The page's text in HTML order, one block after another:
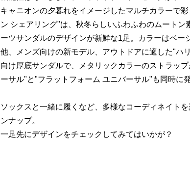
キャニオンの夕暮れをイメージしたマルチカラーで
ン シェアリング"は、秋冬らしいふわふわのムート
ーツサンダルのデザインが新鮮な1足。カラーはベー
他、メンズ向けの新モデル、アウトドアに適した"ハ
向け厚底サンダルで、メタリックカラーのストラッ
ーサル"と"フラットフォーム ユニバーサル"も同時に発
ソックスと一緒に履くなど、多様なコーディネイト
ンナップ。
一足先にデザインをチェックしてみてはいかが？